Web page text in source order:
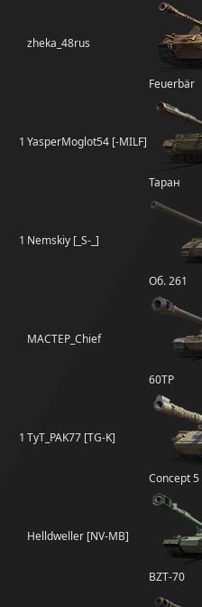
zheka_48rus
Feuerbär
1 YasperMoglot54 [-MILF]
Таран
1 Nemskiy [_S-_]
Об. 261
MACTEP_Chief
60TP
1 TyT_PAK77 [TG-K]
Concept 5
Helldweller [NV-MB]
BZT-70